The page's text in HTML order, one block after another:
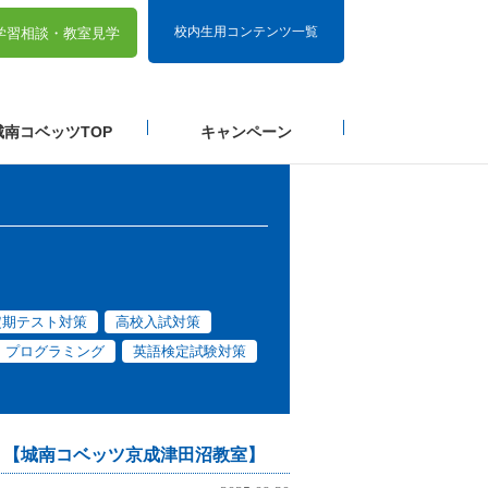
校内生用コンテンツ一覧
習相談・ 教室見学
南コベッツTOP キャンペーン
テスト対策
高校入試対策
プログラミング
英語検定試験対策
城南コベッツ京成津田沼教室】